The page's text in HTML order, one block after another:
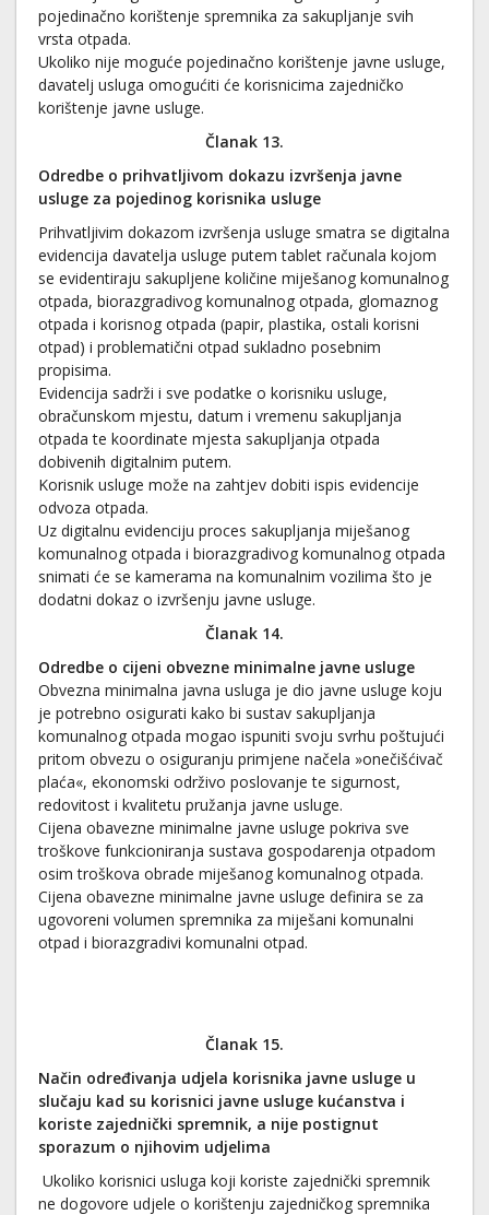
pojedinačno korištenje spremnika za sakupljanje svih
vrsta otpada.
Ukoliko nije moguće pojedinačno korištenje javne usluge,
davatelj usluga omogućiti će korisnicima zajedničko
korištenje javne usluge.
Članak 13.
Odredbe o prihvatljivom dokazu izvršenja javne
usluge za pojedinog korisnika usluge
Prihvatljivim dokazom izvršenja usluge smatra se digitalna
evidencija davatelja usluge putem tablet računala kojom
se evidentiraju sakupljene količine miješanog komunalnog
otpada, biorazgradivog komunalnog otpada, glomaznog
otpada i korisnog otpada (papir, plastika, ostali korisni
otpad) i problematični otpad sukladno posebnim
propisima.
Evidencija sadrži i sve podatke o korisniku usluge,
obračunskom mjestu, datum i vremenu sakupljanja
otpada te koordinate mjesta sakupljanja otpada
dobivenih digitalnim putem.
Korisnik usluge može na zahtjev dobiti ispis evidencije
odvoza otpada.
Uz digitalnu evidenciju proces sakupljanja miješanog
komunalnog otpada i biorazgradivog komunalnog otpada
snimati će se kamerama na komunalnim vozilima što je
dodatni dokaz o izvršenju javne usluge.
Članak 14.
Odredbe o cijeni obvezne minimalne javne usluge
Obvezna minimalna javna usluga je dio javne usluge koju
je potrebno osigurati kako bi sustav sakupljanja
komunalnog otpada mogao ispuniti svoju svrhu poštujući
pritom obvezu o osiguranju primjene načela »onečišćivač
plaća«, ekonomski održivo poslovanje te sigurnost,
redovitost i kvalitetu pružanja javne usluge.
Cijena obavezne minimalne javne usluge pokriva sve
troškove funkcioniranja sustava gospodarenja otpadom
osim troškova obrade miješanog komunalnog otpada.
Cijena obavezne minimalne javne usluge definira se za
ugovoreni volumen spremnika za miješani komunalni
otpad i biorazgradivi komunalni otpad.
Članak 15.
Način određivanja udjela korisnika javne usluge u
slučaju kad su korisnici javne usluge kućanstva i
koriste zajednički spremnik, a nije postignut
sporazum o njihovim udjelima
Ukoliko korisnici usluga koji koriste zajednički spremnik
ne dogovore udjele o korištenju zajedničkog spremnika